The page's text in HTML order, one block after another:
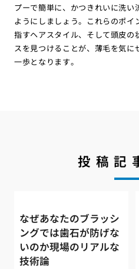
プーで簡単に、かつきれいに洗
ようにしましょう。これらのポイ
指すヘアスタイル、そして頭皮の
スを見つけることが、薄毛を気
一歩となります。
投稿記
なぜあなたのブラッシ
ングでは歯石が防げな
いのか現場のリアルな
技術論